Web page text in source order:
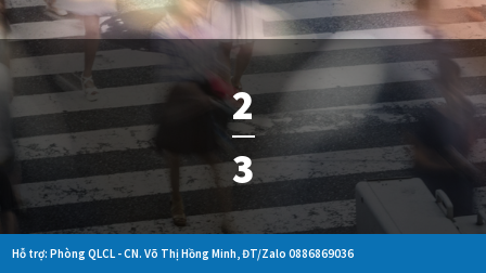
2
3
Hỗ trợ: Phòng QLCL - CN. Võ Thị Hồng Minh, ĐT/Zalo 0886869036